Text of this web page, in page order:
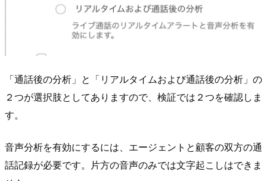
「通話後の分析」と「リアルタイムおよび通話後の分析」の
２つが選択肢としてありますので、検証では２つを確認しま
す。
音声分析を有効にするには、エージェントと顧客の双方の通
話記録が必要です。片方の音声のみでは文字起こしはできま